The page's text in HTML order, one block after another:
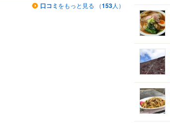
口コミ をもっと見る （153人）